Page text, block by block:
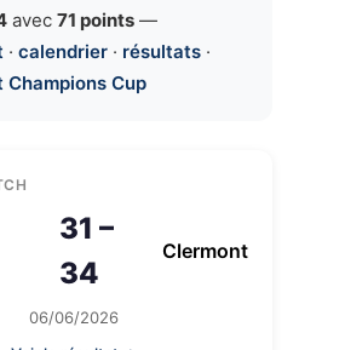
avec 71 points—
· calendrier· résultats·
Champions Cup
31 –
34
Clermont
06/06/2026